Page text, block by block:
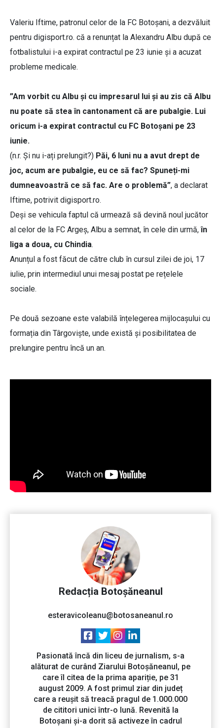
Valeriu Iftime, patronul celor de la FC Botoșani, a dezvăluit
pentru digisport.ro. că a renunțat la Alexandru Albu după ce
fotbalistului i-a expirat contractul pe 23 iunie și a acuzat
probleme medicale.
”Am vorbit cu Albu și cu impresarul lui și au zis că Albu
nu poate să stea în cantonament că are pubalgie. Lui
oricum i-a expirat contractul cu FC Botoșani pe 23
iunie.
(n.r. Și nu i-ați prelungit?) Păi, 6 luni nu a avut drept de
joc, acum are pubalgie, eu ce să fac? Spuneți-mi
dumneavoastră ce să fac. Are o problemă”, a declarat
Iftime, potrivit digisport.ro.
Deși se vehicula faptul că urmează să devină noul jucător
al celor de la FC Argeș, Albu a semnat, în cele din urmă,în
liga a doua, cu Chindia.
Anunțul a fost făcut de către club în cursul zilei de joi, 17
iulie, prin intermediul unui mesaj postat pe rețelele
sociale.
Pe două sezoane este valabilă înțelegerea mijlocașului cu
formația din Târgoviște, unde există și posibilitatea de
prelungire pentru încă un an.
Redacția Botoșăneanul
esteravicoleanu@botosaneanul.ro
Pasionată încă din liceu de jurnalism, s-a
alăturat de curând Ziarului Botoșăneanul, pe
care îl citea de la prima apariție, pe 31
august 2009. A fost primul ziar din județ
care a reușit să treacă pragul de 1.000.000
de cititori unici într-o lună. Revenită la
Botoșani și-a dorit să activeze în cadrul